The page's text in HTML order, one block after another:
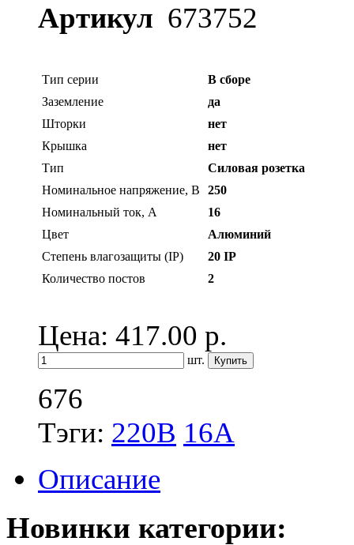
Артикул 673752
Тип серии
В сборе
Заземление
да
Шторки
нет
Крышка
нет
Тип
Силовая розетка
Номинальное напряжение, В
250
Номинальный ток, А
16
Цвет
Алюминий
Степень влагозащиты (IP)
20 IP
Количество постов
2
Цена: 417.00 р.
шт.
676
Тэги: 220В 16А
Описание
Новинки категории: